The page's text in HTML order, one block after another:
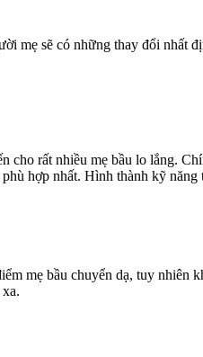
mẹ sẽ có những thay đổi nhất
cho rất nhiều mẹ bầu lo lắng.
hợp nhất. Hình thành kỹ năng
mẹ bầu chuyển dạ, tuy nhiên